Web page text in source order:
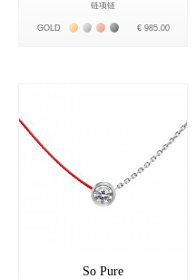
链项链
GOLD Жёлтое золото 18К
Белое золото 18К
Розовое золото 18К
Чёрное золото 18К
€ 985.00
So Pure